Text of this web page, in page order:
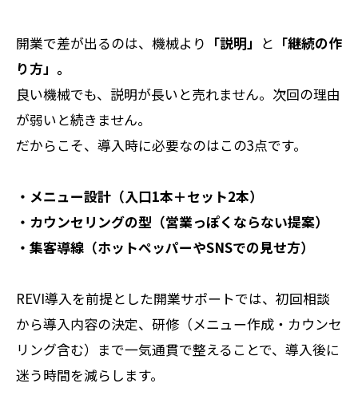
開業で差が出るのは、機械より 「説明」 と 「継続の作
り方」。
良い機械でも、説明が長いと売れません。次回の理由
が弱いと続きません。
だからこそ、導入時に必要なのはこの3点です。
・メニュー設計（入口1本＋セット2本）
・カウンセリングの型（営業っぽくならない提案）
・集客導線（ホットペッパーやSNSでの見せ方）
REVI導入を前提とした開業サポートでは、初回相談
から導入内容の決定、研修（メニュー作成・カウンセ
リング含む）まで一気通貫で整えることで、導入後に
迷う時間を減らします。